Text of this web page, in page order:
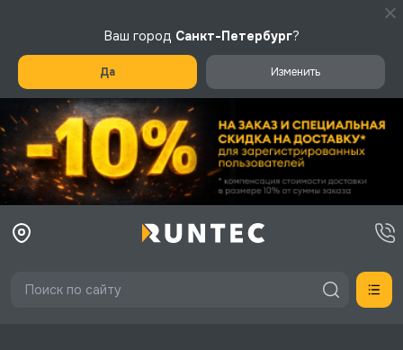
Ваш город Санкт-Петербург?
Да Изменить